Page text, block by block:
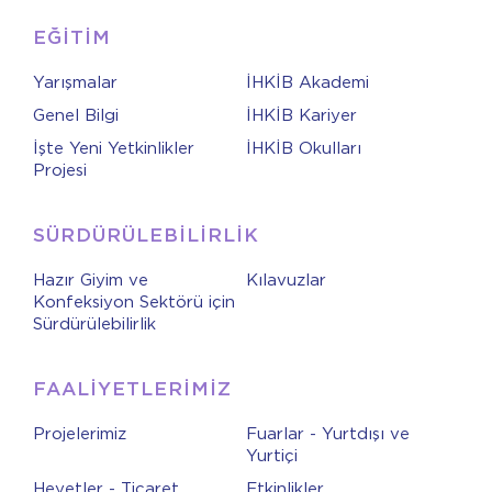
EĞİTİM
Yarışmalar
İHKİB Akademi
Genel Bilgi
İHKİB Kariyer
İşte Yeni Yetkinlikler
Projesi
İHKİB Okulları
SÜRDÜRÜLEBİLİRLİK
Hazır Giyim ve
Konfeksiyon Sektörü için
Sürdürülebilirlik
Kılavuzlar
FAALİYETLERİMİZ
Projelerimiz
Fuarlar - Yurtdışı ve
Yurtiçi